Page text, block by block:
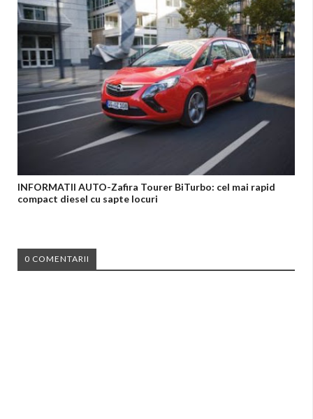
INFORMATII AUTO-Zafira Tourer BiTurbo: cel mai rapid
compact diesel cu sapte locuri
0 COMENTARII